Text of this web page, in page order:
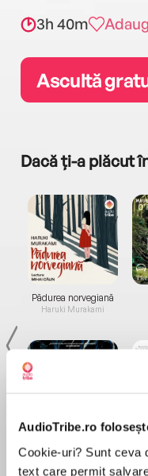
AudioTribe.ro
Cookie-uri? Sunt ceva
text care permit
3h 40m
Ascultă
Dacă ți-a plăcut
Pădurea norvegiană
Haruki Murakami
de...
Dani Francis